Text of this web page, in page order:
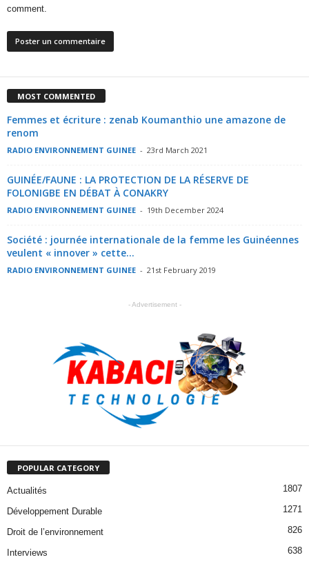
comment.
MOST COMMENTED
Femmes et écriture : zenab Koumanthio une amazone de
renom
RADIO ENVIRONNEMENT GUINEE - 23rd March 2021
GUINÉE/FAUNE : LA PROTECTION DE LA RÉSERVE DE
FOLONIGBE EN DÉBAT À CONAKRY
RADIO ENVIRONNEMENT GUINEE - 19th December 2024
Société : journée internationale de la femme les Guinéennes
veulent « innover » cette...
RADIO ENVIRONNEMENT GUINEE - 21st February 2019
- Advertisement -
POPULAR CATEGORY
Actualités 1807
Développement Durable 1271
Droit de l’environnement 826
Interviews 638